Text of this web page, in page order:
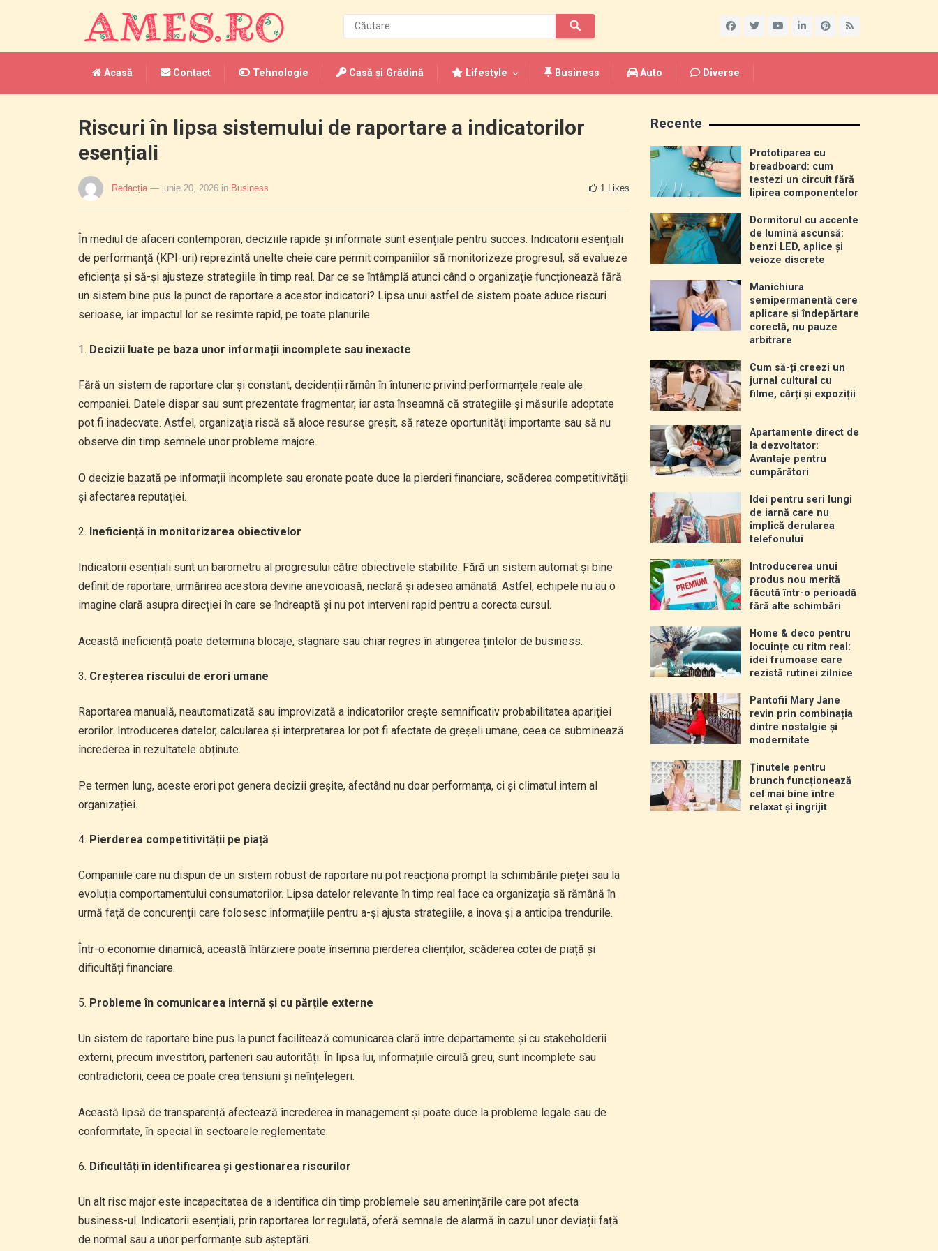
Acasă Contact Tehnologie Casă și Grădină Lifestyle Business Auto Diverse
Riscuri în lipsa sistemului de raportare a indicatorilor
esențiali
Redacția — iunie 20, 2026 in Business 1 Likes
În mediul de afaceri contemporan, deciziile rapide și informate sunt esențiale pentru succes. Indicatorii esențiali
de performanță (KPI-uri) reprezintă unelte cheie care permit companiilor să monitorizeze progresul, să evalueze
eficiența și să-și ajusteze strategiile în timp real. Dar ce se întâmplă atunci când o organizație funcționează fără
un sistem bine pus la punct de raportare a acestor indicatori? Lipsa unui astfel de sistem poate aduce riscuri
serioase, iar impactul lor se resimte rapid, pe toate planurile.
Decizii luate pe baza unor informații incomplete sau inexacte
Fără un sistem de raportare clar și constant, decidenții rămân în întuneric privind performanțele reale ale
companiei. Datele dispar sau sunt prezentate fragmentar, iar asta înseamnă că strategiile și măsurile adoptate
pot fi inadecvate. Astfel, organizația riscă să aloce resurse greșit, să rateze oportunități importante sau să nu
observe din timp semnele unor probleme majore.
O decizie bazată pe informații incomplete sau eronate poate duce la pierderi financiare, scăderea competitivității
și afectarea reputației.
Ineficiență în monitorizarea obiectivelor
Indicatorii esențiali sunt un barometru al progresului către obiectivele stabilite. Fără un sistem automat și bine
definit de raportare, urmărirea acestora devine anevoioasă, neclară și adesea amânată. Astfel, echipele nu au o
imagine clară asupra direcției în care se îndreaptă și nu pot interveni rapid pentru a corecta cursul.
Această ineficiență poate determina blocaje, stagnare sau chiar regres în atingerea țintelor de business.
Creșterea riscului de erori umane
Raportarea manuală, neautomatizată sau improvizată a indicatorilor crește semnificativ probabilitatea apariției
erorilor. Introducerea datelor, calcularea și interpretarea lor pot fi afectate de greșeli umane, ceea ce subminează
încrederea în rezultatele obținute.
Pe termen lung, aceste erori pot genera decizii greșite, afectând nu doar performanța, ci și climatul intern al
organizației.
Pierderea competitivității pe piață
Companiile care nu dispun de un sistem robust de raportare nu pot reacționa prompt la schimbările pieței sau la
evoluția comportamentului consumatorilor. Lipsa datelor relevante în timp real face ca organizația să rămână în
urmă față de concurenții care folosesc informațiile pentru a-și ajusta strategiile, a inova și a anticipa trendurile.
Într-o economie dinamică, această întârziere poate însemna pierderea clienților, scăderea cotei de piață și
dificultăți financiare.
Probleme în comunicarea internă și cu părțile externe
Un sistem de raportare bine pus la punct facilitează comunicarea clară între departamente și cu stakeholderii
externi, precum investitori, parteneri sau autorități. În lipsa lui, informațiile circulă greu, sunt incomplete sau
contradictorii, ceea ce poate crea tensiuni și neînțelegeri.
Această lipsă de transparență afectează încrederea în management și poate duce la probleme legale sau de
conformitate, în special în sectoarele reglementate.
Dificultăți în identificarea și gestionarea riscurilor
Un alt risc major este incapacitatea de a identifica din timp problemele sau amenințările care pot afecta
business-ul. Indicatorii esențiali, prin raportarea lor regulată, oferă semnale de alarmă în cazul unor deviații față
de normal sau a unor performanțe sub așteptări.
Recente
Prototiparea cu
breadboard: cum
testezi un circuit fără
lipirea componentelor
Dormitorul cu accente
de lumină ascunsă:
benzi LED, aplice și
veioze discrete
Manichiura
semipermanentă cere
aplicare și îndepărtare
corectă, nu pauze
arbitrare
Cum să-ți creezi un
jurnal cultural cu
filme, cărți și expoziții
Apartamente direct de
la dezvoltator:
Avantaje pentru
cumpărători
Idei pentru seri lungi
de iarnă care nu
implică derularea
telefonului
Introducerea unui
produs nou merită
făcută într-o perioadă
fără alte schimbări
Home & deco pentru
locuințe cu ritm real:
idei frumoase care
rezistă rutinei zilnice
Pantofii Mary Jane
revin prin combinația
dintre nostalgie și
modernitate
Ținutele pentru
brunch funcționează
cel mai bine între
relaxat și îngrijit